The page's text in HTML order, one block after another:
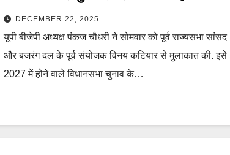
Vinay Katiyar return to electoral
politics UP BJP president Pankaj
Chaudhary meets him ntc
DECEMBER 22, 2025
यूपी बीजेपी अध्यक्ष पंकज चौधरी ने सोमवार को पूर्व राज्यसभा सांसद
और बजरंग दल के पूर्व संयोजक विनय कटियार से मुलाकात की. इसे
2027 में होने वाले विधानसभा चुनाव के…